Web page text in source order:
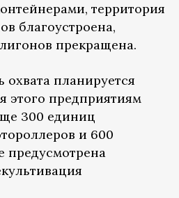
территория
благоустроена,
прекращена.
охвата планируется
этого предприятиям
300 единиц
и 600
предусмотрена